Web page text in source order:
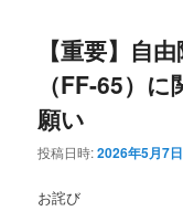
【重要】自
（FF-65）
願い
投稿日時:2026年5月7日
お詫び